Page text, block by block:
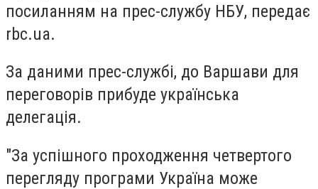
посиланням на прес-службу НБУ, передає
rbc.ua.
За даними прес-службі, до Варшави для
переговорів прибуде українська
делегація.
"За успішного проходження четвертого
перегляду програми Україна може